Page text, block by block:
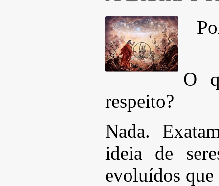
O
respeito?
Nada.
ideia de
evoluídos